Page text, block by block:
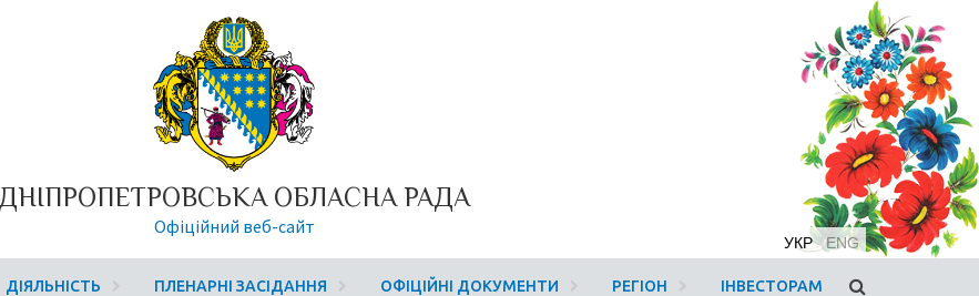
ДНІПРОПЕТРОВСЬКА ОБЛАСНА РАДА
Офіційний веб-сайт
УКР ENG
ДІЯЛЬНІСТЬ ПЛЕНАРНІ ЗАСІДАННЯ ОФІЦІЙНІ ДОКУМЕНТИ РЕГІОН ІНВЕСТОРАМ